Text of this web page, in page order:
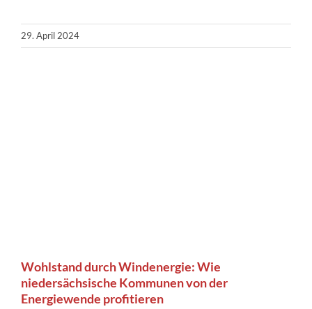
29. April 2024
Wohlstand durch Windenergie: Wie
niedersächsische Kommunen von der
Energiewende profitieren